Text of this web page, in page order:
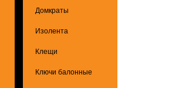
Домкраты
Изолента
Клещи
Ключи балонные